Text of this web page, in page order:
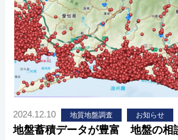
2024.12.10 地質地盤調査 お知らせ
地盤蓄積データが豊富 地盤の相